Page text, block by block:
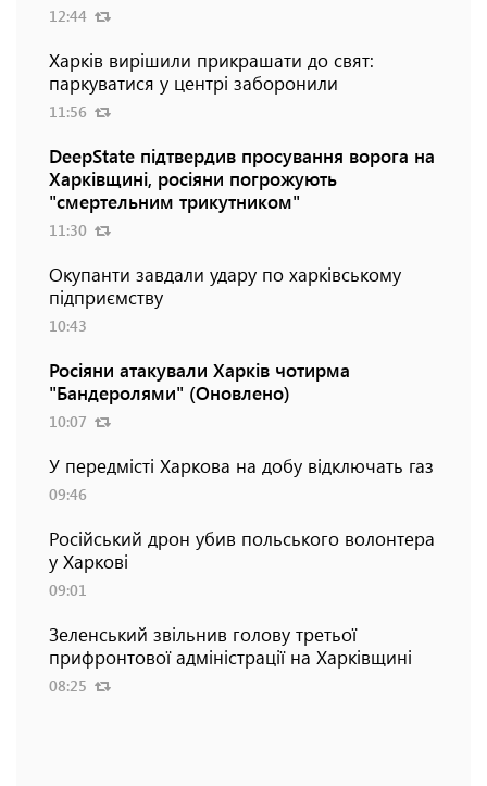
12:44
Харків вирішили прикрашати до свят:
паркуватися у центрі заборонили
11:56
DeepState підтвердив просування ворога на
Харківщині, росіяни погрожують
"смертельним трикутником"
11:30
Окупанти завдали удару по харківському
підприємству
10:43
Росіяни атакували Харків чотирма
"Бандеролями" (Оновлено)
10:07
У передмісті Харкова на добу відключать газ
09:46
Російський дрон убив польського волонтера
у Харкові
09:01
Зеленський звільнив голову третьої
прифронтової адміністрації на Харківщині
08:25